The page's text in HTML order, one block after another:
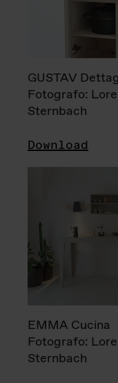
GUSTAV
Fotografo:
Sternbach
Download
EMMA Cucina
Fotografo:
Sternbach